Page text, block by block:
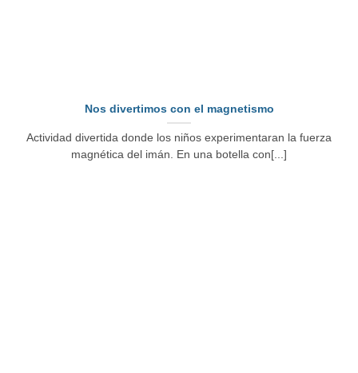
Nos divertimos con el magnetismo
Actividad divertida donde los niños experimentaran la fuerza
magnética del imán. En una botella con[...]